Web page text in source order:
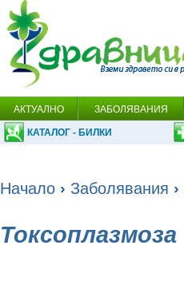
АКТУАЛНО ЗАБОЛЯВАНИЯ
КАТАЛОГ - БИЛКИ
Начало › Заболявания ›
Токсоплазмоза